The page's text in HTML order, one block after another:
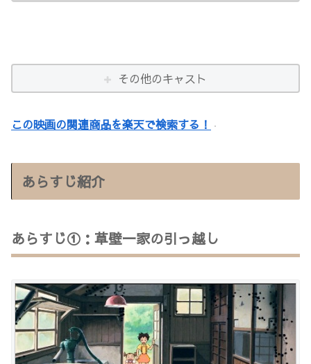
その他のキャスト
この映画の関連商品を楽天で検索する！
あらすじ紹介
あらすじ①：草壁一家の引っ越し